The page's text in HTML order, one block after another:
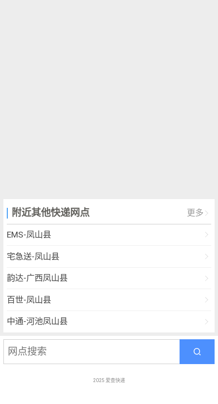
附近其他快递网点 更多
EMS-凤山县
宅急送-凤山县
韵达-广西凤山县
百世-凤山县
中通-河池凤山县
顺丰-凤山县
2025 爱查快递